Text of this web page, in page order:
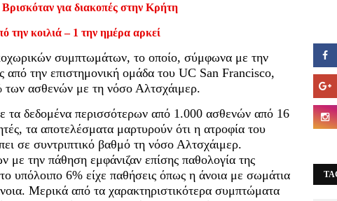
για διακοπές στην Κρήτη
την κοιλιά – 1 την ημέρα αρκεί
συμπτωμάτων, το οποίο, σύμφωνα με την
από την επιστημονική ομάδα του UC San Francisco,
των ασθενών με τη νόσο Αλτσχάιμερ.
τα δεδομένα περισσότερων από 1.000 ασθενών από 16
τα αποτελέσματα μαρτυρούν ότι η ατροφία του
σε συντριπτικό βαθμό τη νόσο Αλτσχάιμερ.
με την πάθηση εμφάνιζαν επίσης παθολογία της
υπόλοιπο 6% είχε παθήσεις όπως η άνοια με σωμάτια
Μερικά από τα χαρακτηριστικότερα συμπτώματα